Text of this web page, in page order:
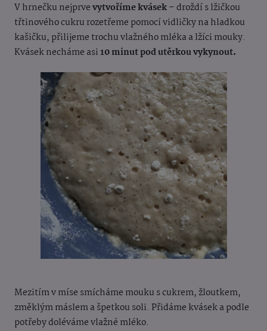
V hrnečku nejprvevytvoříme kvásek– droždí s lžičkou
třtinového cukru rozetřeme pomocí vidličky na hladkou
kašičku, přilijeme trochu vlažného mléka a lžíci mouky.
Kvásek necháme asi 10 minut pod utěrkou vykynout.
Mezitím v míse smícháme mouku s cukrem, žloutkem,
změklým máslem a špetkou soli. Přidáme kvásek a podle
potřeby doléváme vlažné mléko.